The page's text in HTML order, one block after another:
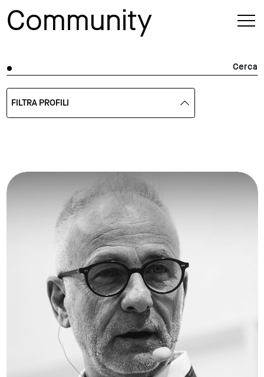
Community
Cerca
FILTRA PROFILI